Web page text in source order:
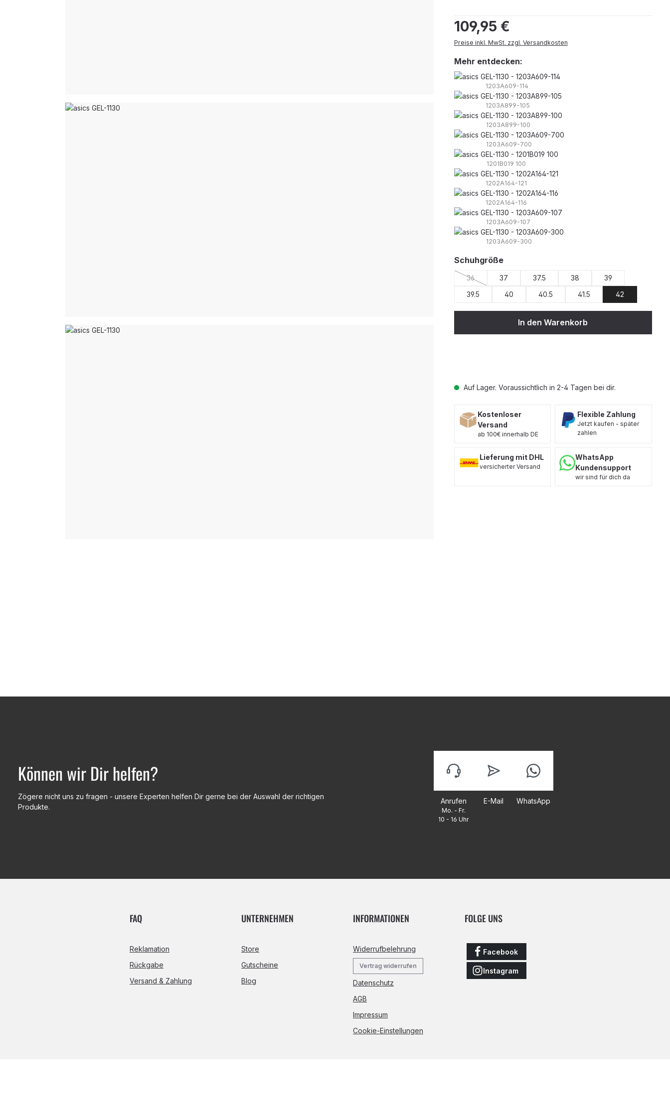
Regulärer Preis:
109,95 €
Preise inkl. MwSt. zzgl. Versandkosten
Auf Lager. Voraussichtlich in 2-4 Tagen bei dir.
Mehr entdecken:
1203A609-114
1203A899-105
1203A899-100
1203A609-700
1201B019 100
1202A164-121
1202A164-116
1203A609-107
1203A609-300
Schuhgrößeauswählen
36
(Diese Option ist zurzeit nicht verfügbar.)
37 37.5 38
39
39.5
40 40.5 41.5 42
In den Warenkorb
Kostenloser
Versand
ab 100€ innerhalb DE
Flexible Zahlung
Jetzt kaufen - später
zahlen
Lieferung mit DHL
versicherter Versand
WhatsApp
Kundensupport
wir sind für dich da
Können wir Dir helfen?
Zögere nicht uns zu fragen - unsere Experten helfen Dir gerne bei der Auswahl der richtigen
Produkte.
Anrufen
Mo. - Fr.
10 - 16 Uhr
E-Mail WhatsApp
FAQ
Reklamation
Rückgabe
Versand & Zahlung
UNTERNEHMEN
Store
Gutscheine
Blog
INFORMATIONEN
Widerrufbelehrung
Vertrag widerrufen
Datenschutz
AGB
Impressum
Cookie-Einstellungen
FOLGE UNS
Facebook
Instagram